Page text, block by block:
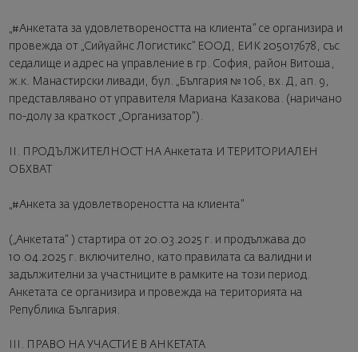
„#Анкетата за удовлетвореността на клиента” се организира и
провежда от „Сийуайнс Логистикс” ЕООД, ЕИК 205017678, със
седалище и адрес на управление в гр. София, район Витоша,
ж.к. Манастирски ливади, бул. „България № 106, вх. Д, ап. 9,
представлявано от управителя Мариана Казакова. (наричано
по-долу за краткост „Организатор").
II. ПРОДЪЛЖИТЕЛНОСТ НА Анкетата И ТЕРИТОРИАЛЕН
ОБХВАТ
„#Анкета за удовлетвореността на клиента”
(„Анкетата“ ) стартира от 20.03.2025 г. и продължава до
10.04.2025 г. включително, като правилата са валидни и
задължителни за участниците в рамките на този период.
Анкетата се организира и провежда на територията на
Република България.
III. ПРАВО НА УЧАСТИЕ В АНКЕТАТА